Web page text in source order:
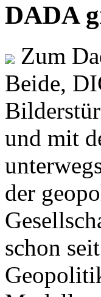
DADA
Zum
Beide,
und mit
der
schon